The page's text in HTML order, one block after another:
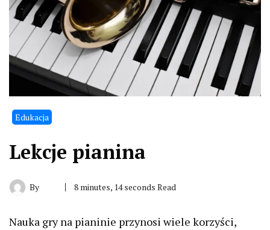
Edukacja
Lekcje pianina
By 8 minutes, 14 seconds Read
Nauka gry na pianinie przynosi wiele korzyści,